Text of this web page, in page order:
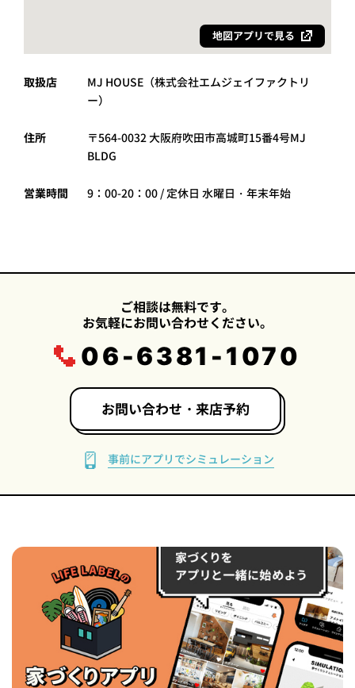
地図アプリで見る
取扱店
MJ HOUSE（株式会社エムジェイファクトリ
ー）
住所
〒564-0032 大阪府吹田市高城町15番4号MJ
BLDG
営業時間 9：00-20：00 / 定休日 水曜日・年末年始
ご相談は無料です。
お気軽にお問い合わせください。
06-6381-1070
お問い合わせ・来店予約
事前にアプリでシミュレーション